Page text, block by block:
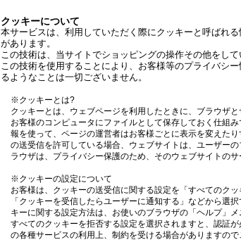
クッキーについて
本サービスは、利用していただく際にクッキーと呼ばれ
があります。
この技術は、当サイトでショッピングの操作その他をし
この技術を使用することにより、お客様等のプライバシ
るようなことは一切ございません。
※クッキーとは?
クッキーとは、ウェブページを利用したときに、ブラウザ
お客様のコンピュータにファイルとして保存しておく仕組
報を使って、ページの運営者はお客様ごとに表示を変えた
の送受信を許可している場合、ウェブサイトは、ユーザー
ラウザは、プライバシー保護のため、そのウェブサイトの
※クッキーの設定について
お客様は、クッキーの送受信に関する設定を「すべてのク
「クッキーを受信したらユーザーに通知する」などから選
キーに関する設定方法は、お使いのブラウザの「ヘルプ」メ
すべてのクッキーを拒否する設定を選択されますと、認証
の各種サービスの利用上、制約を受ける場合がありますので